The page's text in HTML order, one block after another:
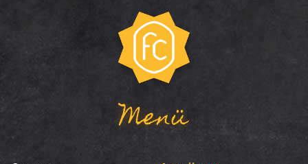
Menü